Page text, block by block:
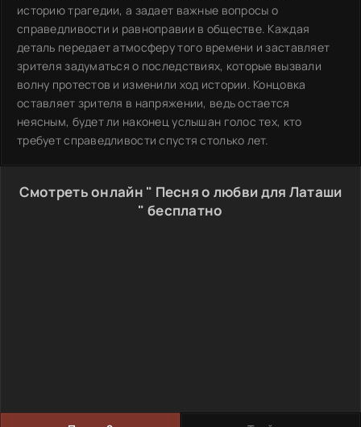
историю трагедии, а задает важные вопросы о
справедливости и равноправии в обществе. Каждая
деталь передает атмосферу того времени и заставляет
зрителя задуматься о последствиях, которые вызвали
волну протестов и изменили ход истории. Концовка
оставляет зрителя в напряжении, ведь остается
неясным, будет ли наконец услышан голос тех, кто
требует справедливости спустя столько лет.
Смотреть онлайн " Песня о любви для Латаши
" бесплатно